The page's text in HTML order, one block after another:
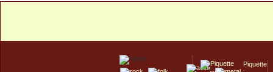
Piquette